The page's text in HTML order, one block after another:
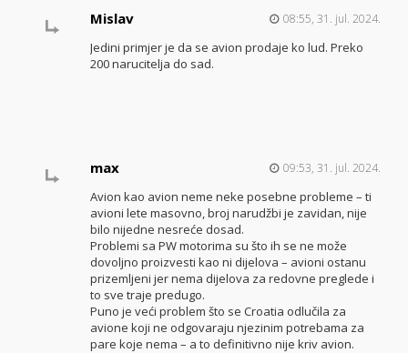
Mislav 08:55, 31. jul. 2024.
Jedini primjer je da se avion prodaje ko lud. Preko
200 narucitelja do sad.
max 09:53, 31. jul. 2024.
Avion kao avion neme neke posebne probleme – ti
avioni lete masovno, broj narudžbi je zavidan, nije
bilo nijedne nesreće dosad.
Problemi sa PW motorima su što ih se ne može
dovoljno proizvesti kao ni dijelova – avioni ostanu
prizemljeni jer nema dijelova za redovne preglede i
to sve traje predugo.
Puno je veći problem što se Croatia odlučila za
avione koji ne odgovaraju njezinim potrebama za
pare koje nema – a to definitivno nije kriv avion.